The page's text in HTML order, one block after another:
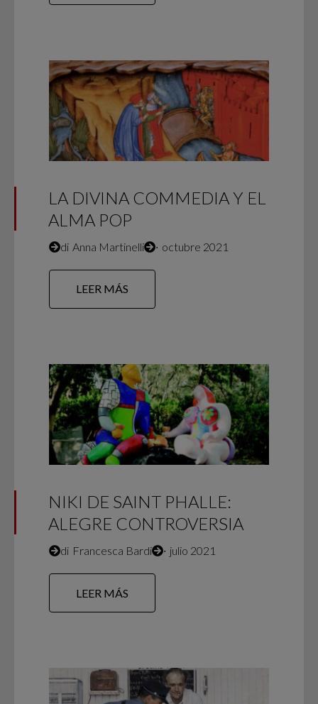
LA DIVINA COMMEDIA Y EL
ALMA POP
di Anna Martinelli ∙ octubre 2021
LEER MÁS
NIKI DE SAINT PHALLE:
ALEGRE CONTROVERSIA
di Francesca Bardi ∙ julio 2021
LEER MÁS